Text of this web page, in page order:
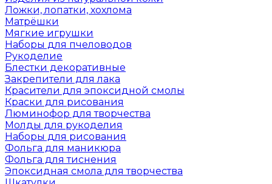
Ложки, лопатки, хохлома
Матрёшки
Мягкие игрушки
Наборы для пчеловодов
Рукоделие
Блестки декоративные
Закрепители для лака
Красители для эпоксидной смолы
Краски для рисования
Люминофор для творчества
Молды для рукоделия
Наборы для рисования
Фольга для маникюра
Фольга для тиснения
Эпоксидная смола для творчества